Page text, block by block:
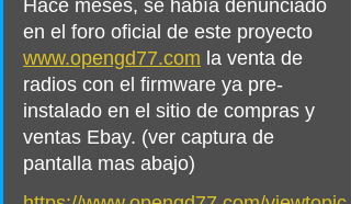
Hace meses, se había denunciado
en el foro oficial de este proyecto
www.opengd77.com la venta de
radios con el firmware ya pre-
instalado en el sitio de compras y
ventas Ebay. (ver captura de
pantalla mas abajo)